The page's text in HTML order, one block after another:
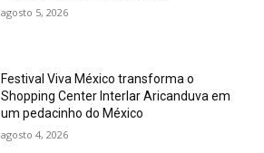
agosto 5, 2026
Festival Viva México transforma o
Shopping Center Interlar Aricanduva em
um pedacinho do México
agosto 4, 2026